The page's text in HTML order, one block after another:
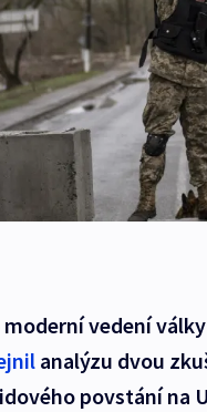
vedení
analýzu dvou
povstání na